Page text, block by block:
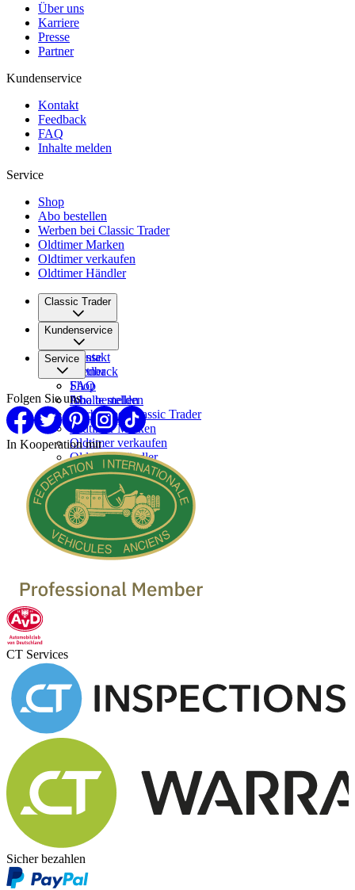
Über uns
Karriere
Presse
Partner
Kundenservice
Kontakt
Feedback
FAQ
Inhalte melden
Service
Shop
Abo bestellen
Werben bei Classic Trader
Oldtimer Marken
Oldtimer verkaufen
Oldtimer Händler
Classic Trader
Über uns
Karriere
Presse
Partner
Kundenservice
Kontakt
Feedback
FAQ
Inhalte melden
Service
Shop
Abo bestellen
Werben bei Classic Trader
Oldtimer Marken
Oldtimer verkaufen
Oldtimer Händler
Folgen Sie uns
In Kooperation mit
CT Services
Sicher bezahlen